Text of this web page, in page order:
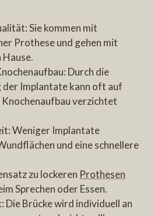
Sie kommen mit
Prothese und gehen mit
Hause.
Durch die
der Implantate kann oft auf
verzichtet
Weniger Implantate
und eine schnellere
zu lockeren Prothesen
Sprechen oder Essen.
Brücke wird individuell an